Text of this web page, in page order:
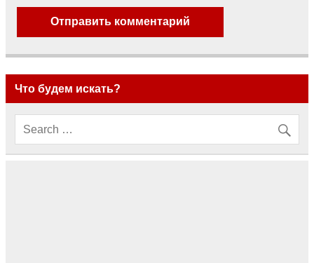
Что будем искать?